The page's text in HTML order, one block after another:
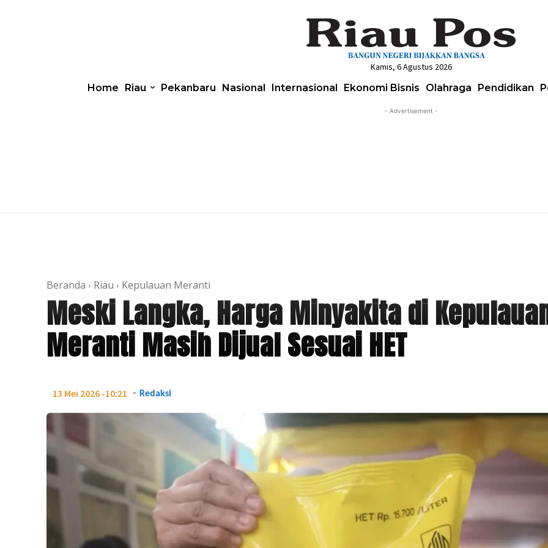
Kamis, 6 Agustus 2026
Home Riau Pekanbaru Nasional Internasional Ekonomi Bisnis Olahraga Pendidikan
- Advertisement -
Beranda Riau Kepulauan Meranti
Meski Langka, Harga Minyakita di
Meranti Masih Dijual Sesuai HET
13 Mei 2026 -10:21 - Redaksi